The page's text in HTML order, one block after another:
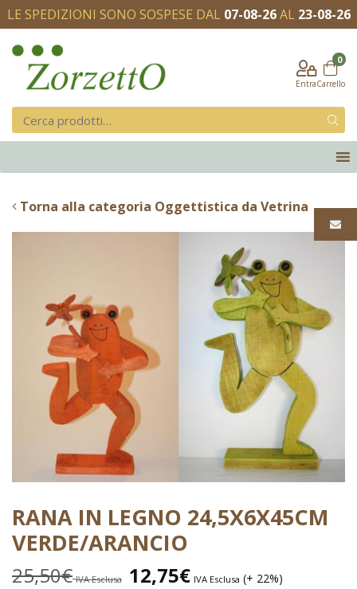
LE SPEDIZIONI SONO SOSPESE DAL 07-08-26AL 23-08-26
Entra
0
Carrello
Torna alla categoria Oggettistica da Vetrina
RANA IN LEGNO 24,5X6X45CM
VERDE/ARANCIO
25,50€ IVA Esclusa 12,75€ IVA Esclusa (+ 22%)